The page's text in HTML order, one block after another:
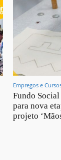
Empregos e
Fundo
para nova
projeto